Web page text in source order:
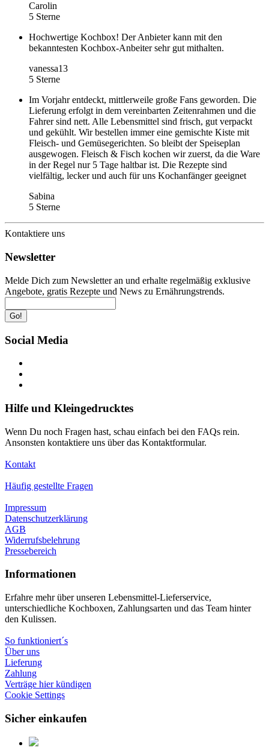
Carolin
5 Sterne
Hochwertige Kochbox! Der Anbieter kann mit den
bekanntesten Kochbox-Anbeiter sehr gut mithalten.
vanessa13
5 Sterne
Im Vorjahr entdeckt, mittlerweile große Fans geworden. Die
Lieferung erfolgt in dem vereinbarten Zeitenrahmen und die
Fahrer sind nett. Alle Lebensmittel sind frisch, gut verpackt
und gekühlt. Wir bestellen immer eine gemischte Kiste mit
Fleisch- und Gemüsegerichten. So bleibt der Speiseplan
ausgewogen. Fleisch & Fisch kochen wir zuerst, da die Ware
in der Regel nur 5 Tage haltbar ist. Die Rezepte sind
vielfältig, lecker und auch für uns Kochanfänger geeignet
Sabina
5 Sterne
Kontaktiere uns
Newsletter
Melde Dich zum Newsletter an und erhalte regelmäßig exklusive
Angebote, gratis Rezepte und News zu Ernährungstrends.
Go!
Social Media
Hilfe und Kleingedrucktes
Wenn Du noch Fragen hast, schau einfach bei den FAQs rein.
Ansonsten kontaktiere uns über das Kontaktformular.
Kontakt
Häufig gestellte Fragen
Impressum
Datenschutzerklärung
AGB
Widerrufsbelehrung
Pressebereich
Informationen
Erfahre mehr über unseren Lebensmittel-Lieferservice,
unterschiedliche Kochboxen, Zahlungsarten und das Team hinter
den Kulissen.
So funktioniert´s
Über uns
Lieferung
Zahlung
Verträge hier kündigen
Cookie Settings
Sicher einkaufen